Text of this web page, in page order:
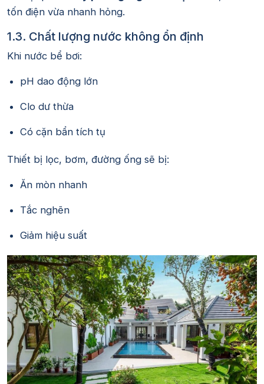
tốn điện vừa nhanh hỏng.
1.3. Chất lượng nước không ổn định
Khi nước bể bơi:
pH dao động lớn
Clo dư thừa
Có cặn bẩn tích tụ
Thiết bị lọc, bơm, đường ống sẽ bị:
Ăn mòn nhanh
Tắc nghẽn
Giảm hiệu suất